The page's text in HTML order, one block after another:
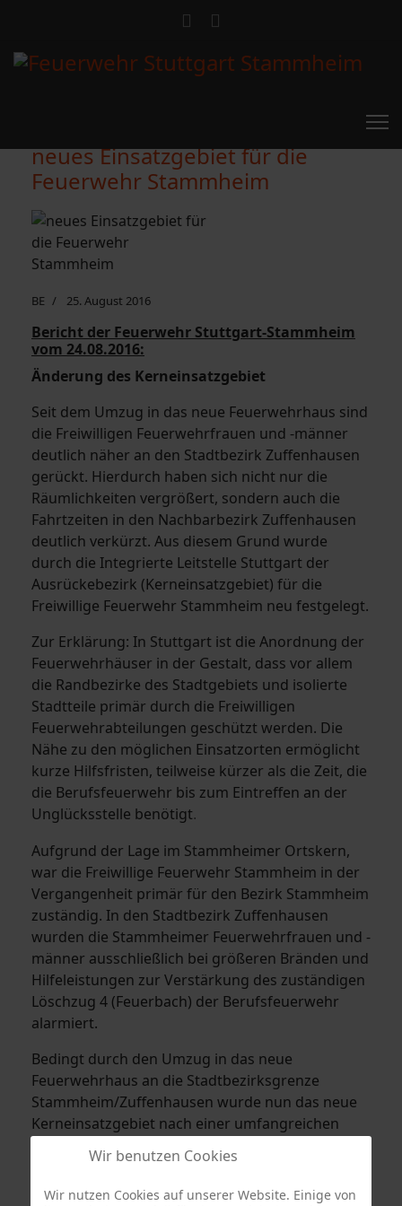
neues Einsatzgebiet für die
Feuerwehr Stammheim
BE 25. August 2016
Bericht der Feuerwehr Stuttgart-Stammheim
vom 24.08.2016:
Änderung des Kerneinsatzgebiet
Seit dem Umzug in das neue Feuerwehrhaus sind
die Freiwilligen Feuerwehrfrauen und -männer
deutlich näher an den Stadtbezirk Zuffenhausen
gerückt. Hierdurch haben sich nicht nur die
Räumlichkeiten vergrößert, sondern auch die
Fahrtzeiten in den Nachbarbezirk Zuffenhausen
deutlich verkürzt. Aus diesem Grund wurde
durch die Integrierte Leitstelle Stuttgart der
Ausrückebezirk (Kerneinsatzgebiet) für die
Freiwillige Feuerwehr Stammheim neu festgelegt.
Zur Erklärung: In Stuttgart ist die Anordnung der
Feuerwehrhäuser in der Gestalt, dass vor allem
die Randbezirke des Stadtgebiets und isolierte
Stadtteile primär durch die Freiwilligen
Feuerwehrabteilungen geschützt werden. Die
Nähe zu den möglichen Einsatzorten ermöglicht
kurze Hilfsfristen, teilweise kürzer als die Zeit, die
die Berufsfeuerwehr bis zum Eintreffen an der
Unglücksstelle benötigt.
Aufgrund der Lage im Stammheimer Ortskern,
war die Freiwillige Feuerwehr Stammheim in der
Vergangenheit primär für den Bezirk Stammheim
zuständig. In den Stadtbezirk Zuffenhausen
wurden die Stammheimer Feuerwehrfrauen und -
männer ausschließlich bei größeren Bränden und
Hilfeleistungen zur Verstärkung des zuständigen
Löschzug 4 (Feuerbach) der Berufsfeuerwehr
alarmiert.
Bedingt durch den Umzug in das neue
Feuerwehrhaus an die Stadtbezirksgrenze
Stammheim/Zuffenhausen wurde nun das neue
Kerneinsatzgebiet nach einer umfangreichen
Kernzeinsatzgebiet der Freiwilligen Feuerwehr
Stammheim erstreckt sich nun über die
Wir benutzen Cookies
Wir nutzen Cookies auf unserer Website. Einige von